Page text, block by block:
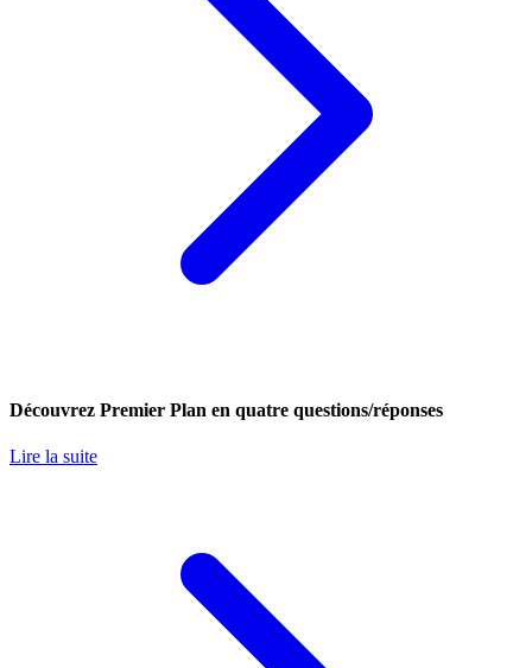
Découvrez Premier Plan en quatre questions/réponses
Lire la suite